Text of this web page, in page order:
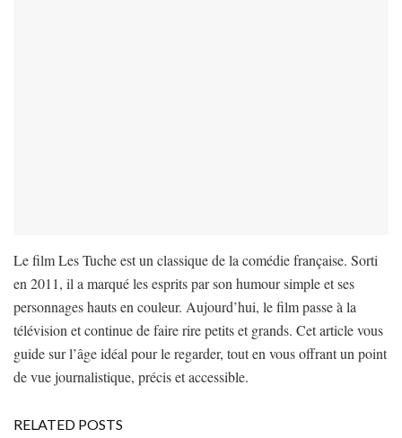
Le film Les Tuche est un classique de la comédie française. Sorti
en 2011, il a marqué les esprits par son humour simple et ses
personnages hauts en couleur. Aujourd’hui, le film passe à la
télévision et continue de faire rire petits et grands. Cet article vous
guide sur l’âge idéal pour le regarder, tout en vous offrant un point
de vue journalistique, précis et accessible.
RELATED POSTS